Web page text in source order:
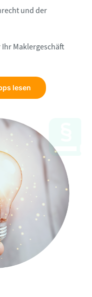
und der
Maklergeschäft
lesen